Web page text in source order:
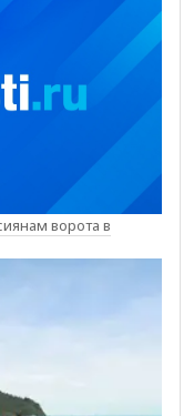
ворота в